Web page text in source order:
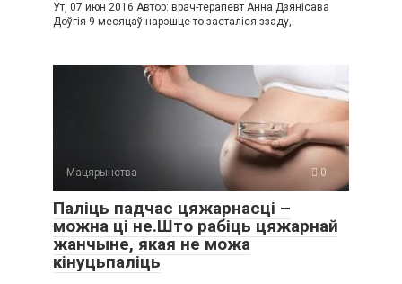
Ут, 07 июн 2016 Автор: врач-терапевт Анна Дзянісава
Доўгія 9 месяцаў нарэшце-то засталіся ззаду,
Мацярынства 0
Паліць падчас цяжарнасці –
можна ці не.Што рабіць цяжарнай
жанчыне, якая не можа
кінуцьпаліць